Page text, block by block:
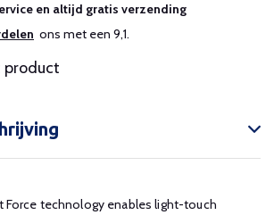
en altijd gratis verzending
ons met een 9,1.
product
Force technology enables light-touch